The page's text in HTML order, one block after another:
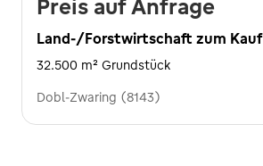
Preis auf Anfrage
Land-/Forstwirtschaft zum Kauf
32.500 m² Grundstück
Dobl-Zwaring (8143)